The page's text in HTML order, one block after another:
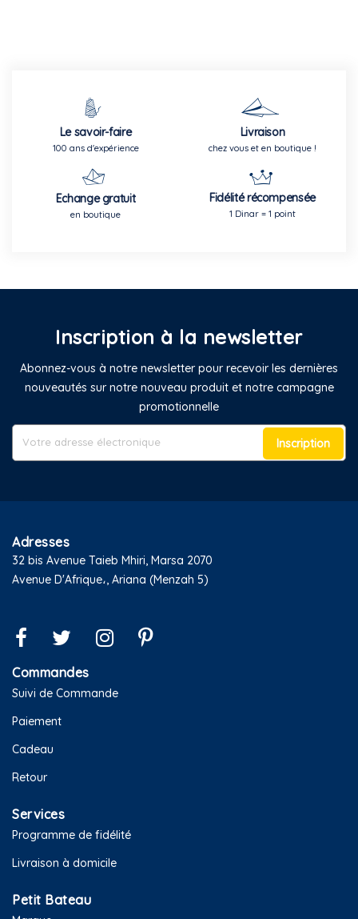
Le savoir-faire
100 ans d'expérience
Livraison
chez vous et en boutique !
Echange gratuit
en boutique
Fidélité récompensée
1 Dinar = 1 point
Inscription à la newsletter
Abonnez-vous à notre newsletter pour recevoir les dernières
nouveautés sur notre nouveau produit et notre campagne
promotionnelle
Inscription
Adresses
32 bis Avenue Taieb Mhiri, Marsa 2070
Avenue D'Afrique،, Ariana (Menzah 5)
Commandes
Suivi de Commande
Paiement
Cadeau
Retour
Services
Programme de fidélité
Livraison à domicile
Petit Bateau